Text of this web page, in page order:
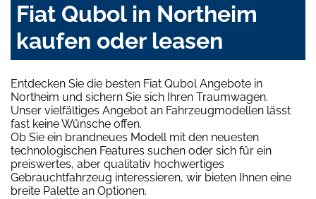
Fiat Qubol in Northeim
kaufen oder leasen
Entdecken Sie die besten Fiat Qubol Angebote in
Northeim und sichern Sie sich Ihren Traumwagen.
Unser vielfältiges Angebot an Fahrzeugmodellen lässt
fast keine Wünsche offen.
Ob Sie ein brandneues Modell mit den neuesten
technologischen Features suchen oder sich für ein
preiswertes, aber qualitativ hochwertiges
Gebrauchtfahrzeug interessieren, wir bieten Ihnen eine
breite Palette an Optionen.